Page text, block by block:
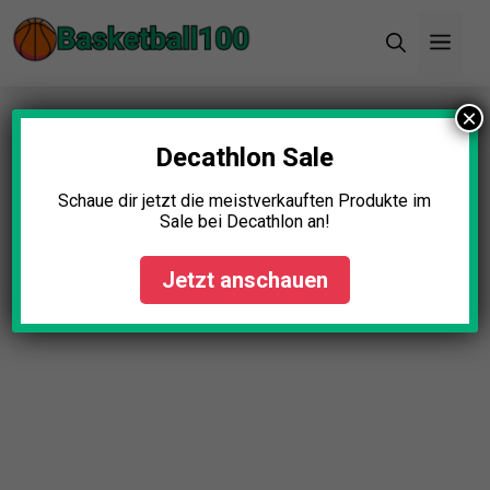
Zum
Inhalt
Startseite»Blog
Decathlon Sale
Schaue dir jetzt die meistverkauften Produkte im
Sale bei Decathlon an!
Jetzt anschauen
×